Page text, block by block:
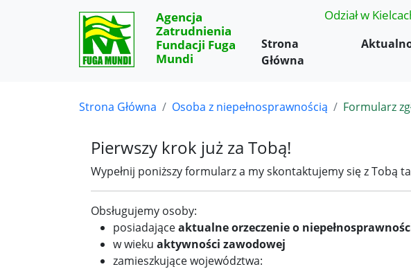
Agencja
Zatrudnienia
Fundacji Fuga
Mundi
Odział w
Strona
Główna
Strona Główna Osoba z niepełnosprawnością Formularz
Pierwszy krok już za Tobą!
Wypełnij poniższy formularz a my skontaktujemy się z Tobą
Obsługujemy osoby:
posiadająceaktualne orzeczenie o
w wieku aktywności zawodowej
zamieszkujące województwa: